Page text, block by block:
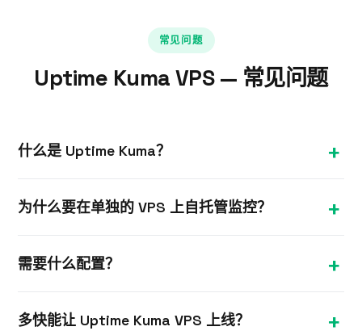
常见问题
Uptime Kuma VPS — 常见问题
什么是 Uptime Kuma？
您的网站和服务是否在线，并在故障时发送告警 — 付
为什么要在单独的 VPS 上自托管监控？
且不受主服务器宕机的影响。
需要什么配置？
Kuma 及大量监控项目。
多快能让 Uptime Kuma VPS 上线？